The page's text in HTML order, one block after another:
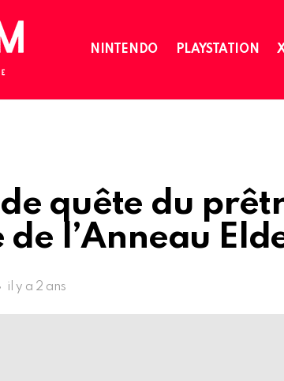
NINTENDO PLAYSTATION
quête du
de l’Anneau
il y a 2 ans